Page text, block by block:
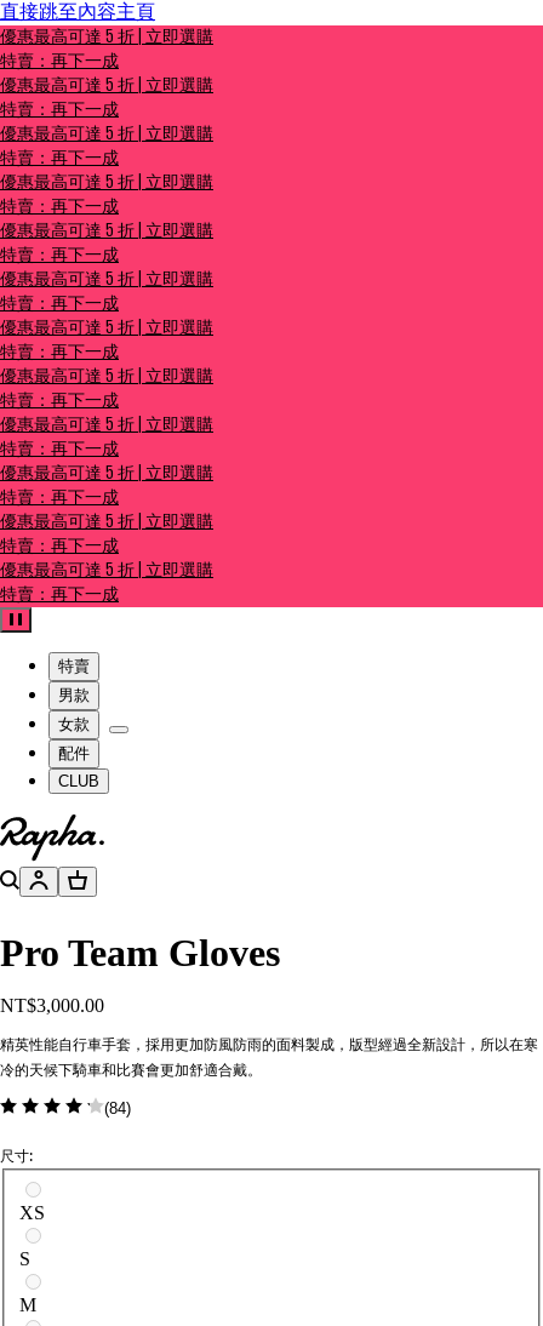
直接跳至內容主頁
優惠最高可達 5 折 | 立即選購
特賣：再下一成
優惠最高可達 5 折 | 立即選購
特賣：再下一成
優惠最高可達 5 折 | 立即選購
特賣：再下一成
優惠最高可達 5 折 | 立即選購
特賣：再下一成
優惠最高可達 5 折 | 立即選購
特賣：再下一成
優惠最高可達 5 折 | 立即選購
特賣：再下一成
優惠最高可達 5 折 | 立即選購
特賣：再下一成
優惠最高可達 5 折 | 立即選購
特賣：再下一成
優惠最高可達 5 折 | 立即選購
特賣：再下一成
優惠最高可達 5 折 | 立即選購
特賣：再下一成
優惠最高可達 5 折 | 立即選購
特賣：再下一成
優惠最高可達 5 折 | 立即選購
特賣：再下一成
優惠最高可達 5 折 | 立即選購
特賣：再下一成
特賣
男款
女款
配件
CLUB
前往官網主頁
搜尋帳號 購物籃
Pro Team Gloves
NT$3,000.00
精英性能自行車手套，採用更加防風防雨的面料製成，版型經過全新設計，所以在寒
冷的天候下騎車和比賽會更加舒適合戴。
(84)
尺寸:
請選擇尺寸
XS
S
M